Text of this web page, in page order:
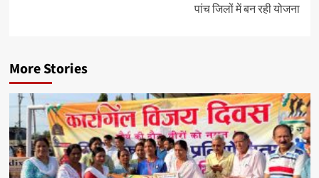
पांच जिलों में बन रही योजना
More Stories